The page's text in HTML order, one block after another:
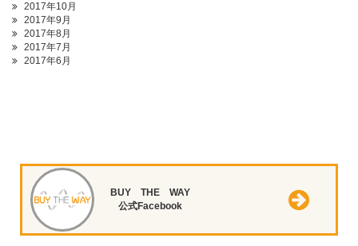
2017年10月
2017年9月
2017年8月
2017年7月
2017年6月
BUY THE WAY
公式Facebook